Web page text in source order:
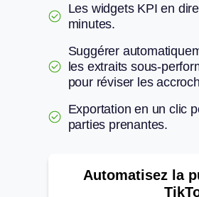
Les widgets KPI en
minutes.
Suggérer
les extraits sous-
pour réviser les
Exportation en un clic
parties prenantes.
Automatisez la